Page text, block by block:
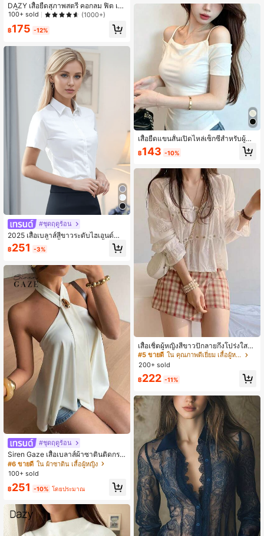
DAZY เสื้อยืดสุภาพสตรี คอกลม ฟิต เอ
ว สั้น หรูหรา สีเทา ฤดูใบไม้ผลิ/ฤดูร้อน เ
100+ sold (1000+)
฿175 -12%
#ชุดฤดูร้อน
2025 เสื้อเบลาส์สีขาวระดับไฮเอนด์สำ
หรับผู้หญิง, เสื้อเชิ้ตทำงานแขนสั้นสำหรั
บฤดูร้อน
฿251 -3%
#ชุดฤดูร้อน
Siren Gaze เสื้อเบลาส์ผ้าซาตินติดกระ
ดุมเมทัลลิกสำหรับผู้หญิง, คอลเลกชันให
ม่ฤดูใบไม้ผลิ/ฤดูร้อน
#6 ขายดี ใน ผ้าซาติน เสื้อผู้หญิง
100+ sold
฿251 -10% โดยประมาณ
เสื้อยืดแขนสั้นเปิดไหล่เซ็กซี่สำหรับผู้ห
ญิง ดีไซน์ไม่สมมาตร สไตล์มินิมอลชิค
ลำลอง แมตช์ง่าย สำหรับฤดูร้อน สีขาว
฿143 -10%
เสื้อเชิ้ตผู้หญิงสีขาวปักลายกึ่งโปร่งใสท
อ คอวีลึก แขนยาวปกติ ฤดูใบไม้ร่วง
#5 ขายดี
ใน คุณภาพดีเยี่ยม เสื้อผู้หญิง
200+ sold
฿222 -11%